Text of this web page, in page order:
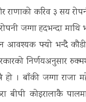
करिव ३ सय रोपनी
जग्गा हदभन्दा
आवश्यक पऱ्यो भन्दै
निर्णयअनुसार
हो । बाँकी जग्गा राजा
बीपी कोइरालाकै